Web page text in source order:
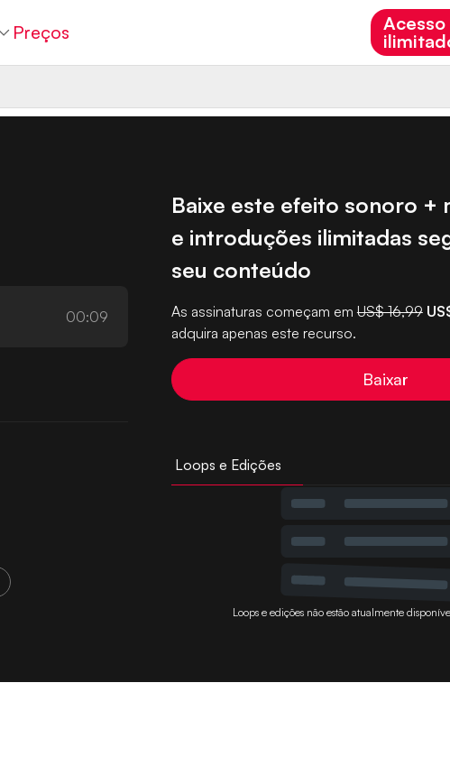
Preços
Acesso
00:09
Baixe este efeito sonoro +
e introduções ilimitadas
seu conteúdo
As assinaturas começam emUS$ 16,99
adquira apenas este recurso.
Baixar
Loops e Edições
Loops e edições não estão atualmente